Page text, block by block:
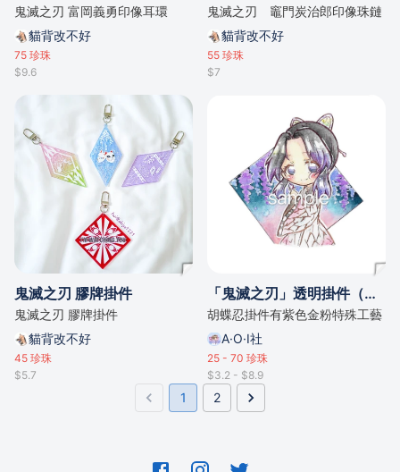
鬼滅之刃 富岡義勇印像耳環
貓背改不好
75 珍珠
$9.6
鬼滅之刃 竈門炭治郎印像珠鏈
貓背改不好
55 珍珠
$7
鬼滅之刃 膠牌掛件
鬼滅之刃 膠牌掛件
貓背改不好
45 珍珠
$5.7
「鬼滅之刃」透明掛件（胡蝶忍/禰豆子/香奈乎）
胡蝶忍掛件有紫色金粉特殊工藝
A·O·I社
25 - 70 珍珠
$3.2 - $8.9
1 2